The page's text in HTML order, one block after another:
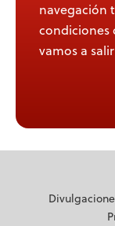
navegación
condiciones
vamos a